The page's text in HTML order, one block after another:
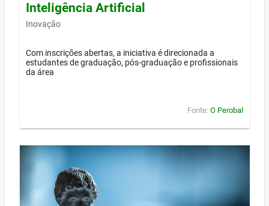
Inteligência Artificial
Inovação
Com inscrições abertas, a iniciativa é direcionada a
estudantes de graduação, pós-graduação e profissionais
da área
Fonte: O Perobal